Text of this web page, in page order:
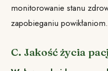
monitorowanie stanu
zapobieganiu powikłaniom.
C. Jakość życia